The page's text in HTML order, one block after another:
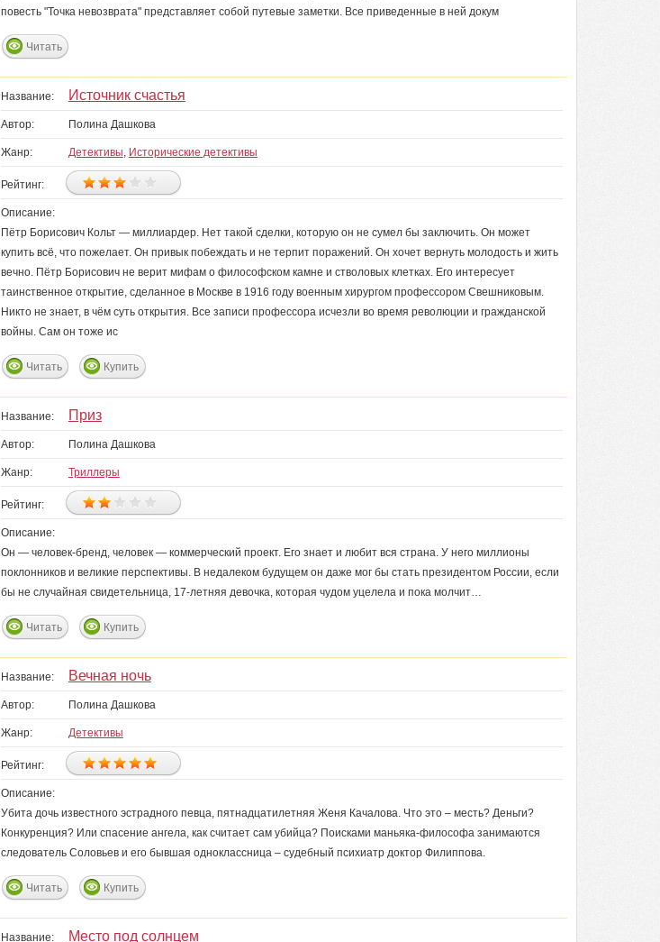
повесть "Точка невозврата" представляет собой путевые заметки. Все приведенные в ней докум
Читать
Название: Источник счастья
Автор: Полина Дашкова
Жанр: Детективы, Исторические детективы
Рейтинг:
Описание:
Пётр Борисович Кольт — миллиардер. Нет такой сделки, которую он не сумел бы заключить. Он может
купить всё, что пожелает. Он привык побеждать и не терпит поражений. Он хочет вернуть молодость и жить
вечно. Пётр Борисович не верит мифам о философском камне и стволовых клетках. Его интересует
таинственное открытие, сделанное в Москве в 1916 году военным хирургом профессором Свешниковым.
Никто не знает, в чём суть открытия. Все записи профессора исчезли во время революции и гражданской
войны. Сам он тоже ис
Читать Купить
Название: Приз
Автор: Полина Дашкова
Жанр: Триллеры
Рейтинг:
Описание:
Он — человек-бренд, человек — коммерческий проект. Его знает и любит вся страна. У него миллионы
поклонников и великие перспективы. В недалеком будущем он даже мог бы стать президентом России, если
бы не случайная свидетельница, 17-летняя девочка, которая чудом уцелела и пока молчит…
Читать Купить
Название: Вечная ночь
Автор: Полина Дашкова
Жанр: Детективы
Рейтинг:
Описание:
Убита дочь известного эстрадного певца, пятнадцатилетняя Женя Качалова. Что это – месть? Деньги?
Конкуренция? Или спасение ангела, как считает сам убийца? Поисками маньяка-философа занимаются
следователь Соловьев и его бывшая одноклассница – судебный психиатр доктор Филиппова.
Читать Купить
Название: Место под солнцем